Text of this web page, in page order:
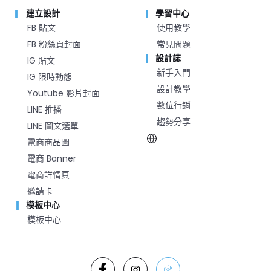
建立設計
FB 貼文
FB 粉絲頁封面
IG 貼文
IG 限時動態
Youtube 影片封面
LINE 推播
LINE 圖文選單
電商商品圖
電商 Banner
電商詳情頁
邀請卡
模板中心
模板中心
學習中心
使用教學
常見問題
設計誌
新手入門
設計教學
數位行銷
趨勢分享